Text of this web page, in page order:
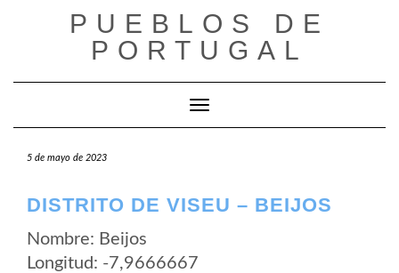
PUEBLOS DE
PORTUGAL
Cambiar modo de navegación
5 de mayo de 2023
DISTRITO DE VISEU – BEIJOS
Nombre: Beijos
Longitud: -7,9666667